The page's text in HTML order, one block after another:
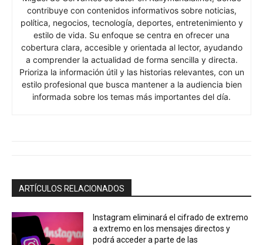
contribuye con contenidos informativos sobre noticias,
política, negocios, tecnología, deportes, entretenimiento y
estilo de vida. Su enfoque se centra en ofrecer una
cobertura clara, accesible y orientada al lector, ayudando
a comprender la actualidad de forma sencilla y directa.
Prioriza la información útil y las historias relevantes, con un
estilo profesional que busca mantener a la audiencia bien
informada sobre los temas más importantes del día.
ARTÍCULOS RELACIONADOS
Instagram eliminará el cifrado de extremo
a extremo en los mensajes directos y
podrá acceder a parte de las